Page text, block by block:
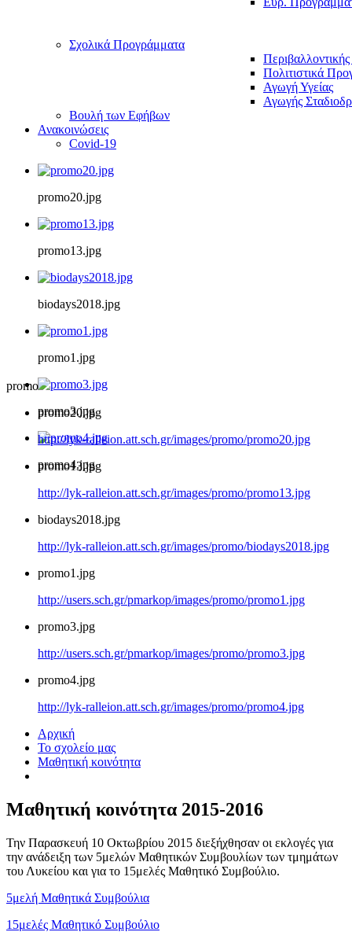
Σχολικά Προγράμματα
Πολιτιστικά
Αγωγή Υγείας
Αγωγής
Βουλή των Εφήβων
Ανακοινώσεις
Covid-19
promo20.jpg
promo13.jpg
biodays2018.jpg
promo1.jpg
promo3.jpg
promo4.jpg
promo
promo20.jpg
http://lyk-ralleion.att.sch.gr/images/promo/promo20.jpg
promo13.jpg
http://lyk-ralleion.att.sch.gr/images/promo/promo13.jpg
biodays2018.jpg
http://lyk-ralleion.att.sch.gr/images/promo/biodays2018.jpg
promo1.jpg
http://users.sch.gr/pmarkop/images/promo/promo1.jpg
promo3.jpg
http://users.sch.gr/pmarkop/images/promo/promo3.jpg
promo4.jpg
http://lyk-ralleion.att.sch.gr/images/promo/promo4.jpg
Αρχική
Το σχολείο μας
Μαθητική κοινότητα
Μαθητική κοινότητα 2015-2016
Την Παρασκευή 10 Οκτωβρίου 2015 διεξήχθησαν οι εκλογές για
την ανάδειξη των 5μελών Μαθητικών Συμβουλίων των τμημάτων
του Λυκείου και για το 15μελές Μαθητικό Συμβούλιο.
5μελή Μαθητικά Συμβούλια
15μελές Μαθητικό Συμβούλιο